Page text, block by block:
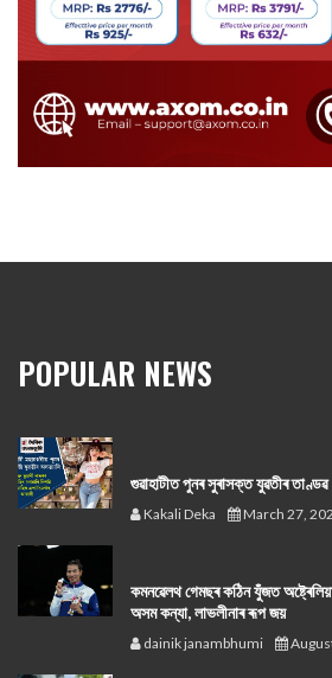
POPULAR NEWS
গুৱাহাটীত পুনৰ সুৰাসক্ত যুৱতীৰ তাণ্ডৱ
Kakali Deka March 27,
কমনৱেলথ গেমছৰ কঠিন যুঁজত
অসম কন্যা, লাভলীনাৰ ৰূপ জয়
dainik janambhumi